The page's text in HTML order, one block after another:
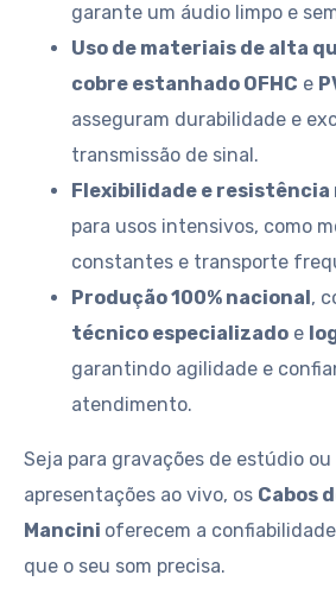
garante um áudio limpo e
Uso de materiais de alta
cobre estanhado OFHC e
asseguram durabilidade e
transmissão de sinal.
Flexibilidade e resistência
para usos intensivos, como
constantes e transporte
Produção 100% nacional,
técnico especializado e
garantindo agilidade e
atendimento.
Seja para gravações de estúdio ou
apresentações ao vivo, os Cabos
Mancini oferecem a
que o seu som precisa.